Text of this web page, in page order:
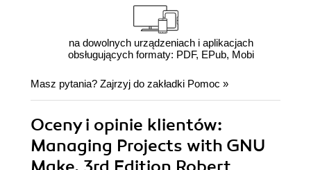
na dowolnych urządzeniach i aplikacjach
obsługujących formaty: PDF, EPub, Mobi
Masz pytania? Zajrzyj do zakładki Pomoc »
Oceny i opinie klientów:
Managing Projects with GNU